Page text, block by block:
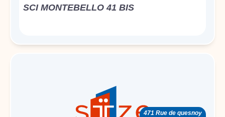
SCI MONTEBELLO 41 BIS
471 Rue de quesnoy